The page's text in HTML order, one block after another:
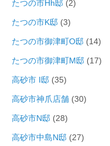
たつの市Hh邸 (2)
たつの市K邸 (3)
たつの市御津町O邸 (14)
たつの市御津町M邸 (17)
高砂市 I邸 (35)
高砂市神爪店舗 (30)
高砂市N邸 (28)
高砂市中島N邸 (27)